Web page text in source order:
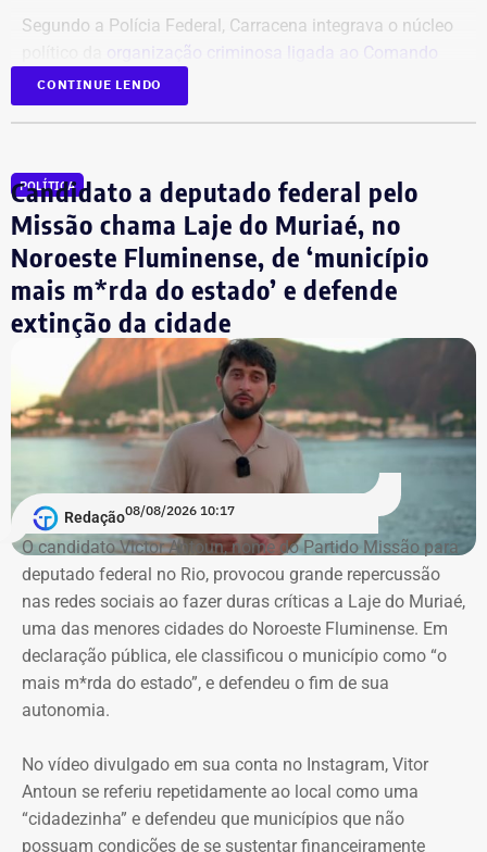
Segundo a Polícia Federal, Carracena integrava o núcleo
organização criminosa ligada ao Comando
Vermelhoe repassava informações privilegiadas sobre
operações policiais em áreas comandadas pela facção.
de Oliveira, o “Índio do Lixão”, apontado como um dos
chefes do CV, mantinha contato direto com o advogado.
Pedido da defesa de Carracena
O voto de Moraes foi dado no julgamento virtual de um
pedido da defesa de Carracena. Além da liberdade do ex-
secretário, os advogados querem que sejam
consideradas ilícitas provas encontradas pelas
investigações no celular do advogado. A alegação aponta
que os dados foram extraídos do aparelho sem o
acompanhamento de representantes da OAB e dos
advogados de defesa.
Moraes, porém, afastou a alegação de que teria havido
violação da cadeia de custódia das provas. Segundo o
ministro, não existem “quaisquer indícios ou evidências
concretas” que sustentem essa possibilidade. Ele
também descartou a hipótese de que o sigilo das
comunicações profissionais de Alessandro Carracena, na
Além de rejeitar o recurso da defesa de Carracena, o
ministro do STF votou por negar pedidos de outros
CONTINUE LENDO
POLÍTICA
Candidato a deputado federal pelo
Missão chama Laje do Muriaé, no
Noroeste Fluminense, de ‘município
mais m*rda do estado’ e defende
extinção da cidade
Redação08/08/2026 10:17
O candidato Victor Antoun, nome do Partido Missão para
deputado federal no Rio, provocou grande repercussão
nas redes sociais ao fazer duras críticas a Laje do Muriaé,
uma das menores cidades do Noroeste Fluminense. Em
declaração pública, ele classificou o município como “o
mais m*rda do estado”, e defendeu o fim de sua
autonomia.
No vídeo divulgado em sua conta no Instagram, Vitor
Antoun se referiu repetidamente ao local como uma
“cidadezinha” e defendeu que municípios que não
possuam condições de se sustentar financeiramente